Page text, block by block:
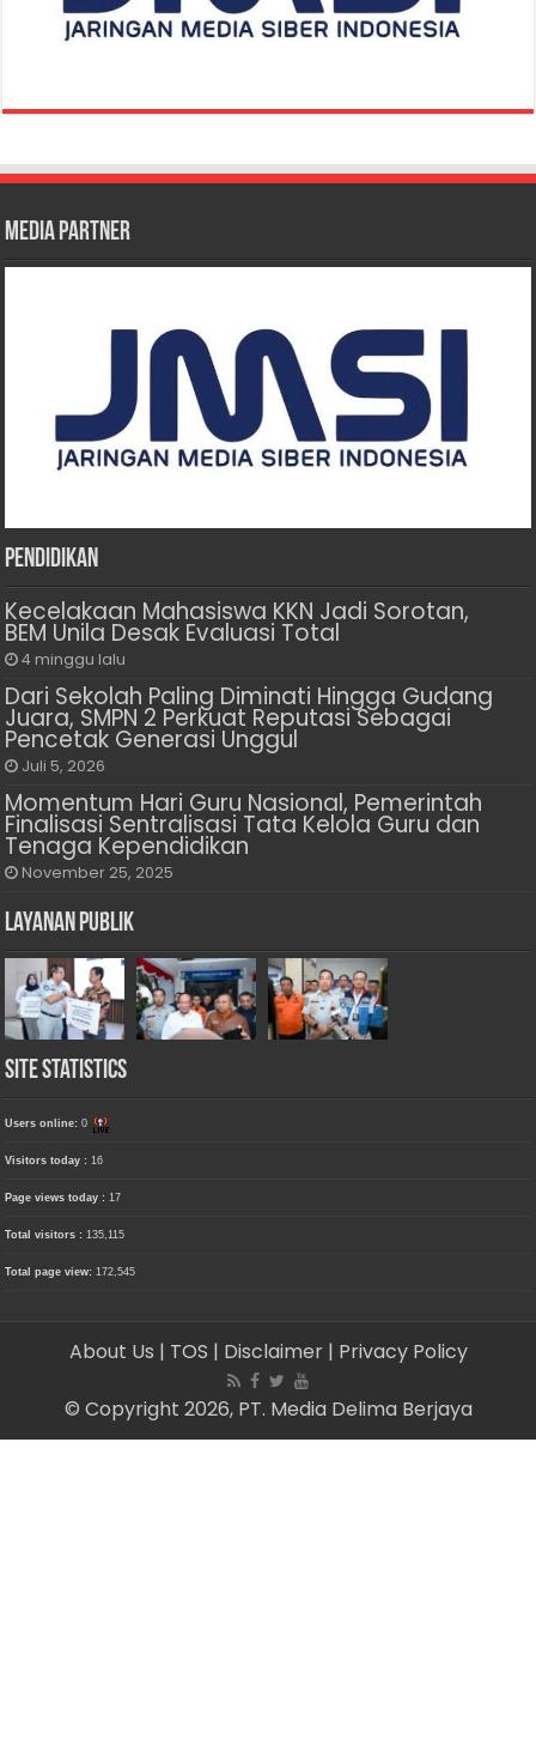
Media Partner
Pendidikan
Kecelakaan Mahasiswa KKN Jadi Sorotan,
BEM Unila Desak Evaluasi Total
4 minggu lalu
Dari Sekolah Paling Diminati Hingga Gudang
Juara, SMPN 2 Perkuat Reputasi Sebagai
Pencetak Generasi Unggul
Juli 5, 2026
Momentum Hari Guru Nasional, Pemerintah
Finalisasi Sentralisasi Tata Kelola Guru dan
Tenaga Kependidikan
November 25, 2025
Layanan Publik
Site Statistics
Users online:0
Visitors today :16
Page views today :17
Total visitors :135,115
Total page view:172,545
About Us | TOS | Disclaimer | Privacy Policy
© Copyright 2026, PT. Media Delima Berjaya